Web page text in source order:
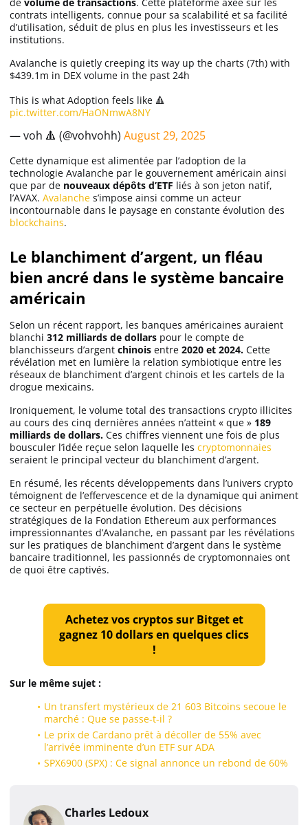
contrats intelligents, connue pour sa scalabilité et sa facilité
d’utilisation, séduit de plus en plus les investisseurs et les
institutions.
Avalanche is quietly creeping its way up the charts (7th) with
$439.1m in DEX volume in the past 24h
This is what Adoption feels like 🔺
pic.twitter.com/HaONmwA8NY
— voh 🔺 (@vohvohh) August 29, 2025
Cette dynamique est alimentée par l’adoption de la
technologie Avalanche par le gouvernement américain ainsi
que par de nouveaux dépôts d’ETF liés à son jeton natif,
l’AVAX. Avalanche s’impose ainsi comme un acteur
incontournable dans le paysage en constante évolution des
blockchains.
Le blanchiment d’argent, un fléau
bien ancré dans le système bancaire
américain
Selon un récent rapport, les banques américaines auraient
blanchi 312 milliards de dollars pour le compte de
blanchisseurs d’argent chinois entre 2020 et 2024. Cette
révélation met en lumière la relation symbiotique entre les
réseaux de blanchiment d’argent chinois et les cartels de la
drogue mexicains.
Ironiquement, le volume total des transactions crypto illicites
au cours des cinq dernières années n’atteint « que » 189
milliards de dollars. Ces chiffres viennent une fois de plus
bousculer l’idée reçue selon laquelle les cryptomonnaies
seraient le principal vecteur du blanchiment d’argent.
En résumé, les récents développements dans l’univers crypto
témoignent de l’effervescence et de la dynamique qui animent
ce secteur en perpétuelle évolution. Des décisions
stratégiques de la Fondation Ethereum aux performances
impressionnantes d’Avalanche, en passant par les révélations
sur les pratiques de blanchiment d’argent dans le système
bancaire traditionnel, les passionnés de cryptomonnaies ont
de quoi être captivés.
Achetez vos cryptos sur Bitget et
gagnez 10 dollars en quelques clics
!
Sur le même sujet :
Un transfert mystérieux de 21 603 Bitcoins secoue le
marché : Que se passe-t-il ?
Le prix de Cardano prêt à décoller de 55% avec
l’arrivée imminente d’un ETF sur ADA
SPX6900 (SPX) : Ce signal annonce un rebond de 60%
Charles Ledoux